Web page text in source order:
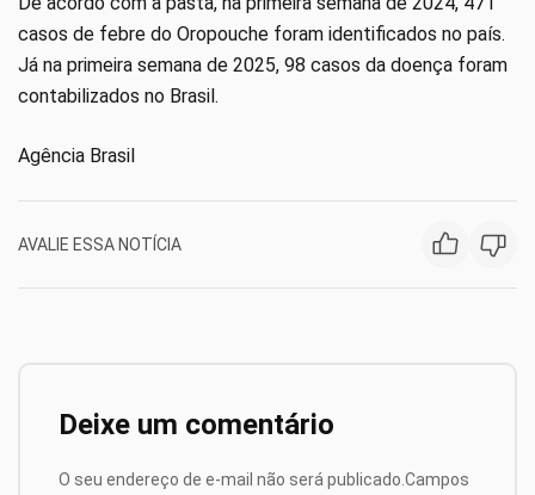
casos de febre do Oropouche foram identificados no país.
Já na primeira semana de 2025, 98 casos da doença foram
contabilizados no Brasil.
Agência Brasil
AVALIE ESSA NOTÍCIA
Deixe um comentário
O seu endereço de e-mail não será publicado.Campos